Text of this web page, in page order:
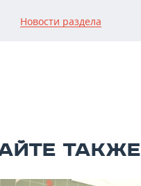
Новости раздела
ТАКЖЕ